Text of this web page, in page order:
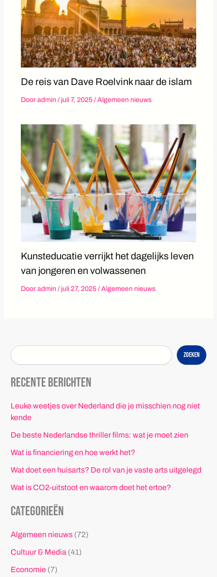
De reis van Dave Roelvink naar de islam
Door admin / juli 7, 2025 / Algemeen nieuws
Kunsteducatie verrijkt het dagelijks leven
van jongeren en volwassenen
Door admin / juli 27, 2025 / Algemeen nieuws
Zoeken
Recente berichten
Leuke weetjes over Nederland die je misschien nog niet
kende
De beste Nederlandse thriller films: wat je moet zien
Wat is financiering en hoe werkt het?
Wat doet een huisarts? De rol van je vaste arts uitgelegd
Wat is CO2-uitstoot en waarom doet het ertoe?
Categorieën
Algemeen nieuws(72)
Cultuur & Media (41)
Economie(7)